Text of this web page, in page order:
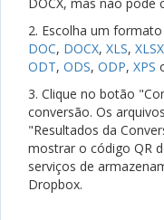
2. Escolha um
DOC, DOCX, XLS, XLSX
ODT, ODS, ODP, XPS
3. Clique no botão
conversão. Os
"Resultados da
mostrar o código QR
serviços de
Dropbox.